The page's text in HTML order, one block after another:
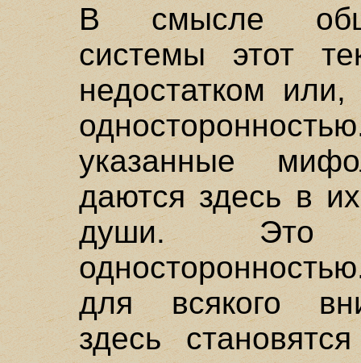
В смысле
системы этот
недостатком
указанные
даются здесь в
души. Это
для всякого
здесь